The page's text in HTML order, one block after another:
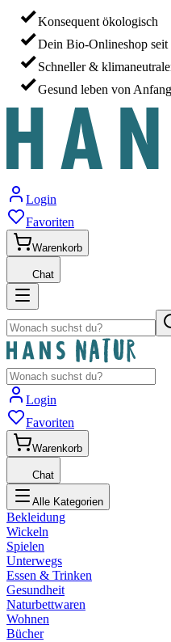
Konsequent ökologisch
Dein Bio-Onlineshop seit
Schneller &
Gesund leben von
Login
Favoriten
Warenkorb
Chat
Login
Favoriten
Warenkorb
Chat
Alle Kategorien
Bekleidung
Wickeln
Spielen
Unterwegs
Essen & Trinken
Gesundheit
Naturbettwaren
Wohnen
Bücher